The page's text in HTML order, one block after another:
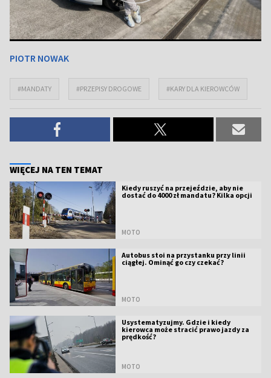
PIOTR NOWAK
#MANDATY #PRZEPISY DROGOWE #KARY DLA KIEROWCÓW
WIĘCEJ NA TEN TEMAT
Kiedy ruszyć na przejeździe, aby nie
dostać do 4000 zł mandatu? Kilka opcji
MOTO
Autobus stoi na przystanku przy linii
ciągłej. Ominąć go czy czekać?
MOTO
Usystematyzujmy. Gdzie i kiedy
kierowca może stracić prawo jazdy za
prędkość?
MOTO